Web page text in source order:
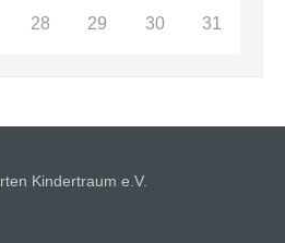
28 29 30 31
Kindertraum e.V.